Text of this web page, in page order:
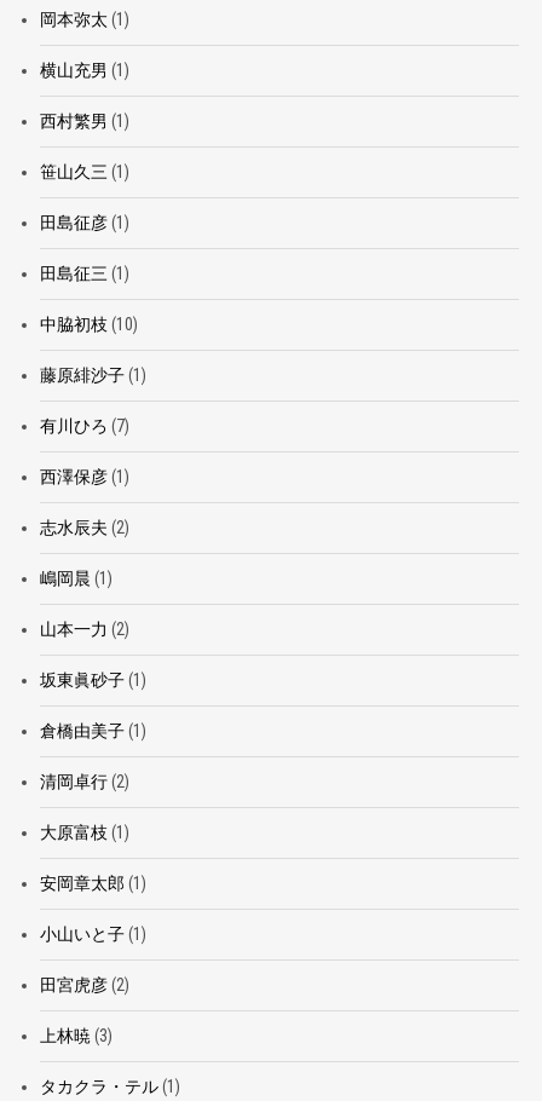
岡本弥太 (1)
横山充男 (1)
西村繁男 (1)
笹山久三 (1)
田島征彦(1)
田島征三 (1)
中脇初枝 (10)
藤原緋沙子(1)
有川ひろ (7)
西澤保彦(1)
志水辰夫 (2)
嶋岡晨 (1)
山本一力 (2)
坂東眞砂子(1)
倉橋由美子(1)
清岡卓行(2)
大原富枝 (1)
安岡章太郎 (1)
小山いと子(1)
田宮虎彦(2)
上林暁(3)
タカクラ・テル(1)